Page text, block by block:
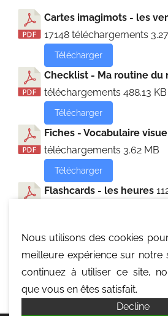
Cartes imagimots - les
17148 téléchargements
Télécharger
Checklist - Ma routine du
téléchargements 488.13 KB
Télécharger
Fiches - Vocabulaire
téléchargements 3.62 MB
Télécharger
Flashcards - les heures
Flashcards - les parties
téléchargements
230.65 KB
Télécharger
Nous utilisons des cookies
meilleure expérience sur notre
continuez à utiliser ce site,
que vous en êtes satisfait.
Decline